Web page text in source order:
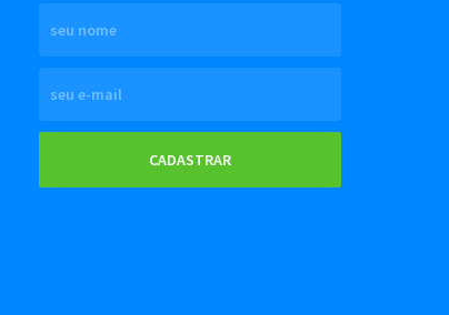
CADASTRAR